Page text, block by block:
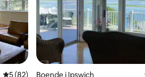
5 av 5 i genomsnittligt betyg, 82
5 (82)
Boende i Ipswich